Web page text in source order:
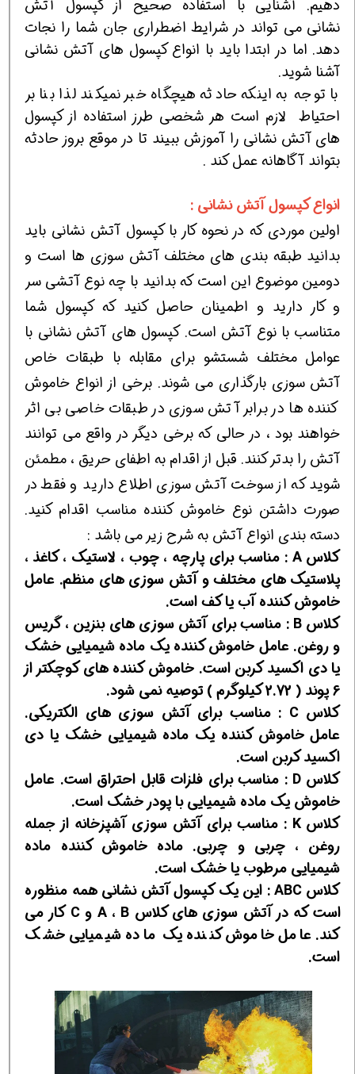
دهیم. آشنایی با استفاده صحیح از کپسول آتش
نشانی می تواند در شرایط اضطراری جان شما را نجات
دهد. اما در ابتدا باید با انواع کپسول های آتش نشانی
آشنا شوید.
با توجه به اینکه حادثه هیچگاه خبر نمیکند لذا بنا بر
احتیاط لازم است هر شخصی طرز استفاده از کپسول
های آتش نشانی را آموزش ببیند تا در موقع بروز حادثه
بتواند آگاهانه عمل کند .
انواع کپسول آتش نشانی :
اولین موردی که در نحوه کار با کپسول آتش نشانی باید
بدانید طبقه بندی های مختلف آتش سوزی ها است و
دومین موضوع این است که بدانید با چه نوع آتشی سر
و کار دارید و اطمینان حاصل کنید که کپسول شما
متناسب با نوع آتش است. کپسول های آتش نشانی با
عوامل مختلف شستشو برای مقابله با طبقات خاص
آتش سوزی بارگذاری می شوند. برخی از انواع خاموش
کننده ها در برابر آتش سوزی در طبقات خاصی بی اثر
خواهند بود ، در حالی که برخی دیگر در واقع می توانند
آتش را بدتر کنند. قبل از اقدام به اطفای حریق ، مطمئن
شوید که از سوخت آتش سوزی اطلاع دارید و فقط در
صورت داشتن نوع خاموش کننده مناسب اقدام کنید.
دسته بندی انواع آتش به شرح زیر می باشد :
کلاس A : مناسب برای پارچه ، چوب ، لاستیک ، کاغذ ،
پلاستیک های مختلف و آتش سوزی های منظم. عامل
خاموش کننده آب یا کف است.
کلاس B : مناسب برای آتش سوزی های بنزین ، گریس
و روغن. عامل خاموش کننده یک ماده شیمیایی خشک
یا دی اکسید کربن است. خاموش کننده های کوچکتر از
6 پوند ( 2.72 کیلوگرم ) توصیه نمی شود.
کلاس C : مناسب برای آتش سوزی های الکتریکی.
عامل خاموش کننده یک ماده شیمیایی خشک یا دی
اکسید کربن است.
کلاس D : مناسب برای فلزات قابل احتراق است. عامل
خاموش یک ماده شیمیایی با پودر خشک است.
کلاس K : مناسب برای آتش سوزی آشپزخانه از جمله
روغن ، چربی و چربی. ماده خاموش کننده ماده
شیمیایی مرطوب یا خشک است.
کلاس ABC : این یک کپسول آتش نشانی همه منظوره
است که در آتش سوزی های کلاس A ، B و C کار می
کند. عامل خاموش کننده یک ماده شیمیایی خشک
است.